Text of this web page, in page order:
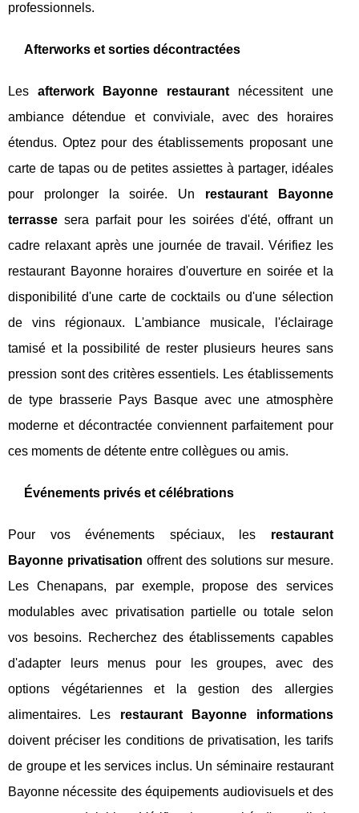
professionnels.
Afterworks et sorties décontractées
Les afterwork Bayonne restaurant nécessitent une
ambiance détendue et conviviale, avec des horaires
étendus. Optez pour des établissements proposant une
carte de tapas ou de petites assiettes à partager, idéales
pour prolonger la soirée. Un restaurant Bayonne
terrasse sera parfait pour les soirées d'été, offrant un
cadre relaxant après une journée de travail. Vérifiez les
restaurant Bayonne horaires d'ouverture en soirée et la
disponibilité d'une carte de cocktails ou d'une sélection
de vins régionaux. L'ambiance musicale, l'éclairage
tamisé et la possibilité de rester plusieurs heures sans
pression sont des critères essentiels. Les établissements
de type brasserie Pays Basque avec une atmosphère
moderne et décontractée conviennent parfaitement pour
ces moments de détente entre collègues ou amis.
Événements privés et célébrations
Pour vos événements spéciaux, les restaurant
Bayonne privatisation offrent des solutions sur mesure.
Les Chenapans, par exemple, propose des services
modulables avec privatisation partielle ou totale selon
vos besoins. Recherchez des établissements capables
d'adapter leurs menus pour les groupes, avec des
options végétariennes et la gestion des allergies
alimentaires. Les restaurant Bayonne informations
doivent préciser les conditions de privatisation, les tarifs
de groupe et les services inclus. Un séminaire restaurant
Bayonne nécessite des équipements audiovisuels et des